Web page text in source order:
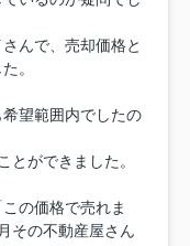
んで、売却価格と
。
望範囲内でしたの
とができました。
の価格で売れま
その不動産屋さん